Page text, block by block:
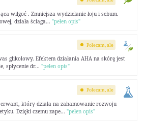
wilgoć . Zmniejsza wydzielanie łoju i sebum.
działa ściaga... "pełen opis"
glikolowy. Efektem działania AHA na skórę jest
spłycenie dr... "pełen opis"
Polecam, ale
który działa na zahamowanie rozwoju
Dzięki czemu zape... "pełen opis"
Polecam, ale